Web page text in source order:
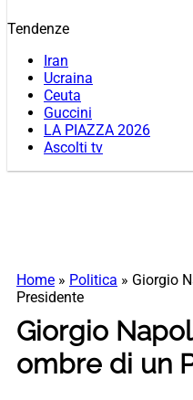
Tendenze
Iran
Ucraina
Ceuta
Guccini
LA PIAZZA 2026
Ascolti tv
Home » Politica » Giorgio
Presidente
Giorgio
ombre di un